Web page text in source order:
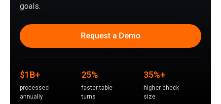
goals.
Request a Demo
$1B+
processed
annually
25%
faster table
turns
35%+
higher check
size